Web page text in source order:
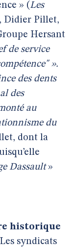
» (Les
Didier Pillet,
Hersant
de service
».
des dents
des
au
du
dont la
Dassault»
historique
Les syndicats